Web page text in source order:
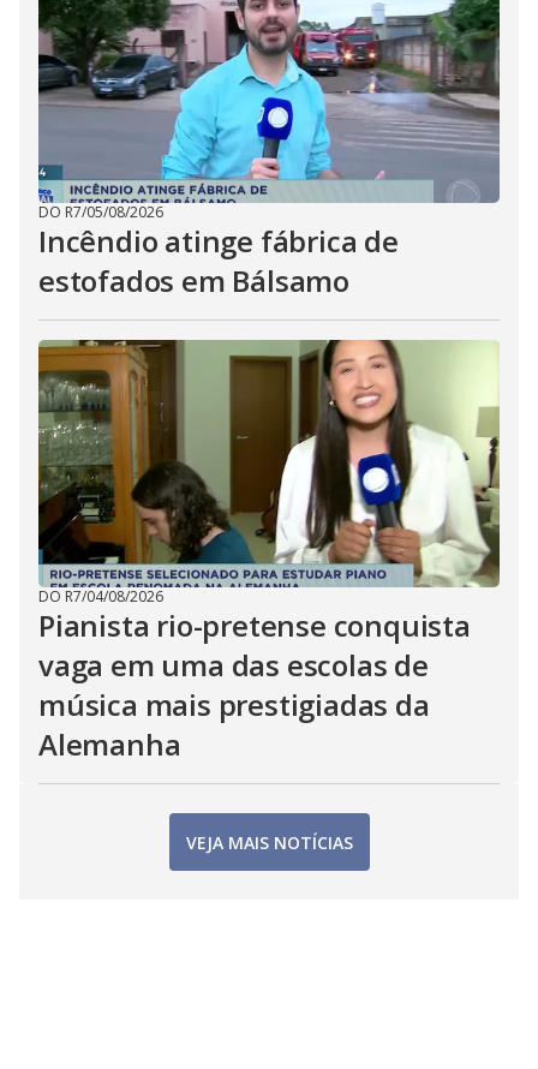
DO R7/05/08/2026
Incêndio atinge fábrica de
estofados em Bálsamo
DO R7/04/08/2026
Pianista rio-pretense conquista
vaga em uma das escolas de
música mais prestigiadas da
Alemanha
VEJA MAIS NOTÍCIAS